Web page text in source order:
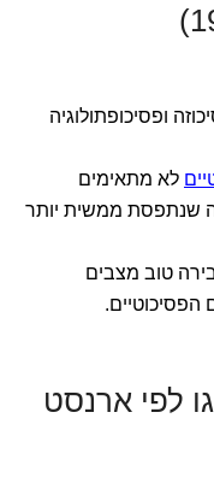
ופסיכופתולוגיה
לא מתאימים
שנתפסת ממשית יותר
טוב מצבים
הפסיכוטיים.
לפי ארנסט